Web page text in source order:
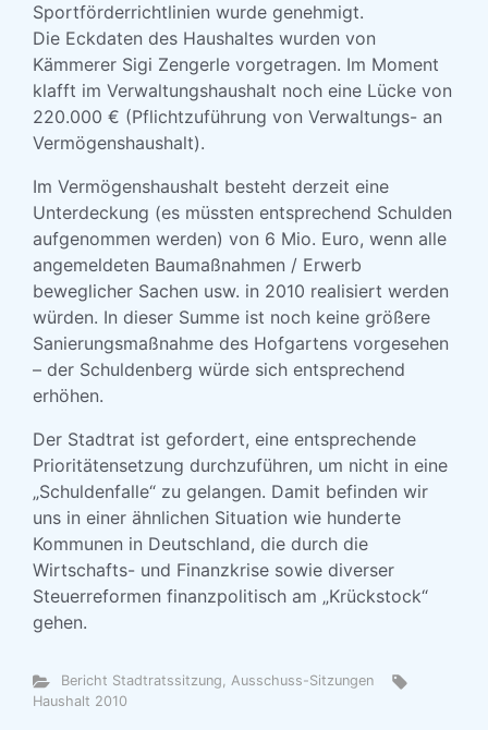
Sportförderrichtlinien wurde genehmigt.
Die Eckdaten des Haushaltes wurden von
Kämmerer Sigi Zengerle vorgetragen. Im Moment
klafft im Verwaltungshaushalt noch eine Lücke von
220.000 € (Pflichtzuführung von Verwaltungs- an
Vermögenshaushalt).
Im Vermögenshaushalt besteht derzeit eine
Unterdeckung (es müssten entsprechend Schulden
aufgenommen werden) von 6 Mio. Euro, wenn alle
angemeldeten Baumaßnahmen / Erwerb
beweglicher Sachen usw. in 2010 realisiert werden
würden. In dieser Summe ist noch keine größere
Sanierungsmaßnahme des Hofgartens vorgesehen
– der Schuldenberg würde sich entsprechend
erhöhen.
Der Stadtrat ist gefordert, eine entsprechende
Prioritätensetzung durchzuführen, um nicht in eine
„Schuldenfalle“ zu gelangen. Damit befinden wir
uns in einer ähnlichen Situation wie hunderte
Kommunen in Deutschland, die durch die
Wirtschafts- und Finanzkrise sowie diverser
Steuerreformen finanzpolitisch am „Krückstock“
gehen.
Bericht Stadtratssitzung, Ausschuss-Sitzungen
Haushalt 2010